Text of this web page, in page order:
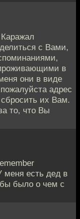
с Вами,
в
они в виде
адрес
их Вам.
то, что Вы
меня есть дед в
было о чем с